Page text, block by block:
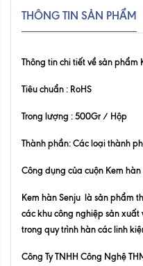
THÔNG TIN SẢN PHẨM
Thông tin chi tiết về sản phẩm
Tiêu chuẩn : RoHS
Trong lượng : 500Gr / Hộp
Thành phần: Các loại thành
Công dụng của cuộn Kem hàn
Kem hàn Senju là sản phẩm
các khu công nghiệp sản
trong quy trình hàn các linh
Công Ty TNHH Công Nghệ